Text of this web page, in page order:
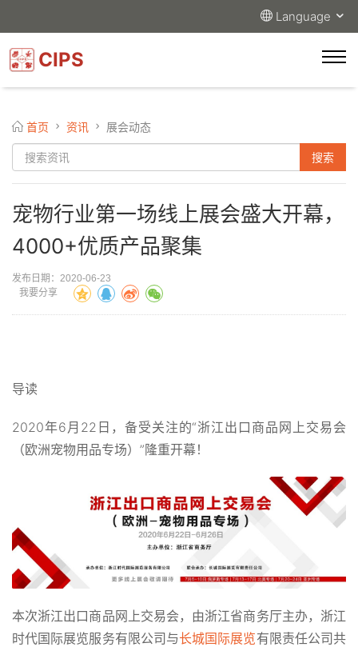
Language
CIPS
首页 资讯 展会动态
宠物行业第一场线上展会盛大开幕，
4000+优质产品聚集
发布日期：2020-06-23
我要分享
导读
2020年6月22日，备受关注的“浙江出口商品网上交易会
（欧洲宠物用品专场）”隆重开幕！
本次浙江出口商品网上交易会，由浙江省商务厅主办，浙江
时代国际展览服务有限公司与长城国际展览有限责任公司共